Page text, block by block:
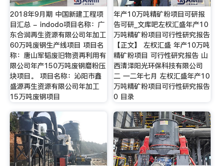
2018年9月期 中国新建工程项
目汇总 - indodo项目名称：广
东合润再生资源有限公司年加工
60万吨废钢生产线项目 项目名
称：唐山军韬废旧物资再利用有
限公司年产150万吨废钢磨粉压
块项目。 项目名称：沁阳市鑫
盛源再生资源有限公司年加工
15万吨废钢项目
年产10万吨精矿粉项目可研报
告可研_文库吧左权汇盛年产10
万吨精矿粉项目可行性研究报告
【正文】 左权汇盛 年产10万吨
精矿粉项目 可行性研究报告 山
西清泽阳光环保科技有限公司
二 一二年七月 左权汇盛年产10
万吨精矿粉项目可行性研究报告
0 目录